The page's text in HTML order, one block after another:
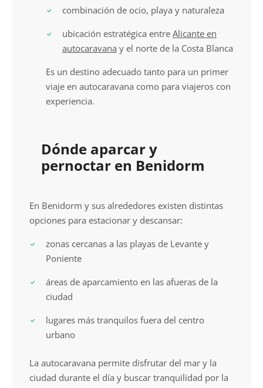
combinación de ocio, playa y naturaleza
ubicación estratégica entre Alicante en
autocaravana y el norte de la Costa Blanca
Es un destino adecuado tanto para un primer
viaje en autocaravana como para viajeros con
experiencia.
Dónde aparcar y
pernoctar en Benidorm
En Benidorm y sus alrededores existen distintas
opciones para estacionar y descansar:
zonas cercanas a las playas de Levante y
Poniente
áreas de aparcamiento en las afueras de la
ciudad
lugares más tranquilos fuera del centro
urbano
La autocaravana permite disfrutar del mar y la
ciudad durante el día y buscar tranquilidad por la